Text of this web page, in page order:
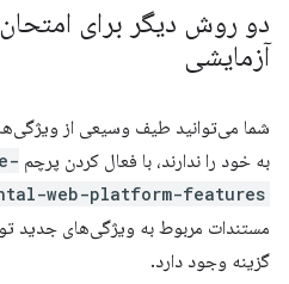
دو روش دیگر برای
آزمایشی
شما می‌توانید طیف وسیعی از
به خود را ندارند، با فعال کردن پرچم
web-platform-features
مستندات مربوط به ویژگی‌های جدید
گزینه وجود دارد.